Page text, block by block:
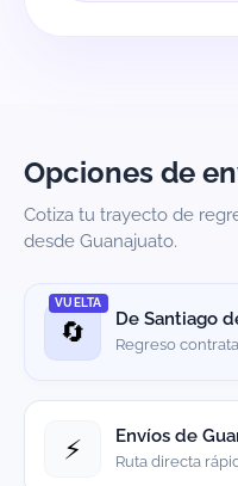
Opciones de
Cotiza tu trayecto de
desde Guanajuato.
🔄
VUELTA
De Santiago
Regreso
⚡ Envíos de
Ruta directa